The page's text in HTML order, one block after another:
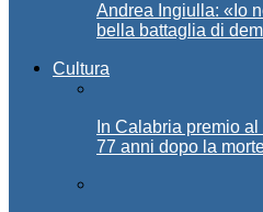
Andrea Ingiulla: «Io
bella battaglia di
Cultura
In Calabria premio
77 anni dopo la